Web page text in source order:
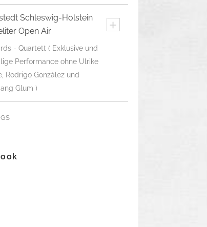
Schleswig-Holstein +
Open Air
- Quartett ( Exklusive und
Performance ohne Ulrike
Rodrigo González und
Glum )